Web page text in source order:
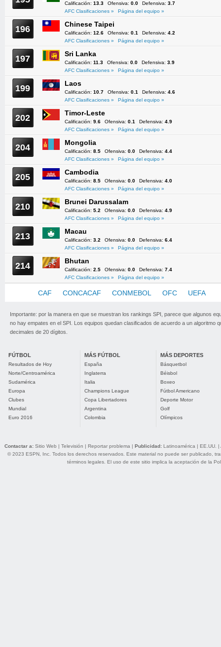
Calificación: 13.3 Ofensiva: 0.0 Defensiva: 3.7
AFC Clasificaciones »
Página del equipo »
196 Chinese Taipei
Calificación: 12.6 Ofensiva: 0.1 Defensiva: 4.2
AFC Clasificaciones »
Página del equipo »
197 Sri Lanka
Calificación: 11.3 Ofensiva: 0.0 Defensiva: 3.9
AFC Clasificaciones »
Página del equipo »
199 Laos
Calificación: 10.7 Ofensiva: 0.1 Defensiva: 4.6
AFC Clasificaciones »
Página del equipo »
202 Timor-Leste
Calificación: 9.6 Ofensiva: 0.1 Defensiva: 4.9
AFC Clasificaciones »
Página del equipo »
204 Mongolia
Calificación: 8.5 Ofensiva: 0.0 Defensiva: 4.4
AFC Clasificaciones »
Página del equipo »
205 Cambodia
Calificación: 8.5 Ofensiva: 0.0 Defensiva: 4.0
AFC Clasificaciones »
Página del equipo »
210 Brunei Darussalam
Calificación: 5.2 Ofensiva: 0.0 Defensiva: 4.9
AFC Clasificaciones »
Página del equipo »
213 Macau
Calificación: 3.2 Ofensiva: 0.0 Defensiva: 6.4
AFC Clasificaciones »
Página del equipo »
214 Bhutan
Calificación: 2.5 Ofensiva: 0.0 Defensiva: 7.4
AFC Clasificaciones »
Página del equipo »
CAF CONCACAF CONMEBOL OFC UEFA
Importante: por la manera en que se muestran los rankings SPI, parece que algunos
no hay empates en el SPI. Los equipos quedan clasificados de acuerdo a un algoritmo
decimales de 20 dígitos.
FÚTBOL
Resultados de Hoy
Norte/Centroamérica
Sudamérica
Europa
Clubes
Mundial
Euro 2016
MÁS FÚTBOL
España
Inglaterra
Italia
Champions League
Copa Libertadores
Argentina
Colombia
MÁS DEPORTES
Básquetbol
Béisbol
Boxeo
Fútbol Americano
Deporte Motor
Golf
Olímpicos
Contactar a: Sitio Web | Televisión | Reportar problema | Publicidad: Latinoamérica | EE.UU. |
© 2023 ESPN, Inc. Todos los derechos reservados. Este material no puede ser publicado,
términos legales. El uso de este sitio implica la aceptación de la